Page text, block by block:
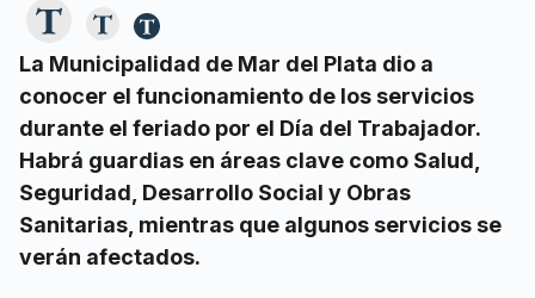
La Municipalidad de Mar del Plata dio a
conocer el funcionamiento de los servicios
durante el feriado por el Día del Trabajador.
Habrá guardias en áreas clave como Salud,
Seguridad, Desarrollo Social y Obras
Sanitarias, mientras que algunos servicios se
verán afectados.